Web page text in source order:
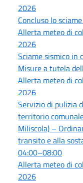
2026
Concluso lo
Allerta meteo di
2026
Sciame sismico in
Misure a tutela
Allerta meteo di
2026
Servizio di pulizia
territorio
Miliscola) –
transito e alla
04:00–08:00
Allerta meteo di
2026